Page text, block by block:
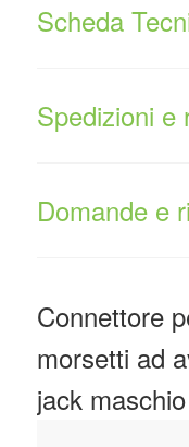
Scheda
Spedizioni e
Domande e
Connettore
morsetti ad
jack maschio